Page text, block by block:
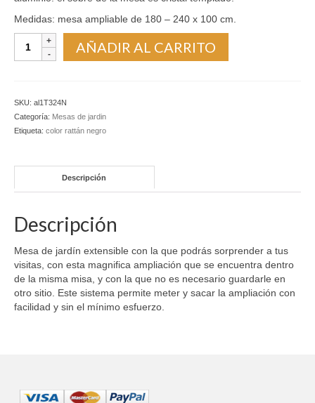
Medidas: mesa ampliable de 180 – 240 x 100 cm.
Mesa
negro
cantidad
AÑADIR AL CARRITO
SKU: al1T324N
Categoría: Mesas de jardin
Etiqueta: color rattán negro
Descripción
Descripción
Mesa de jardín extensible con la que podrás sorprender a tus
visitas, con esta magnifica ampliación que se encuentra dentro
de la misma misa, y con la que no es necesario guardarle en
otro sitio. Este sistema permite meter y sacar la ampliación con
facilidad y sin el mínimo esfuerzo.